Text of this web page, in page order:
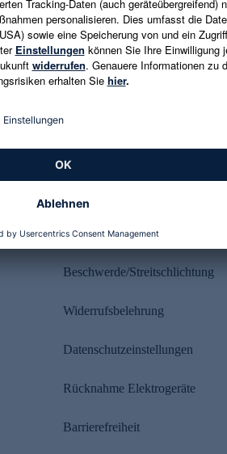
in
Es gelten die Datenschutzrichtlinien
Rechtliches
Beschwerde/Streitschlichtung
Widerrufsbelehrung
Datenschutzeinstellungen
Rücknahme Elektrogeräte
Barrierefreiheit